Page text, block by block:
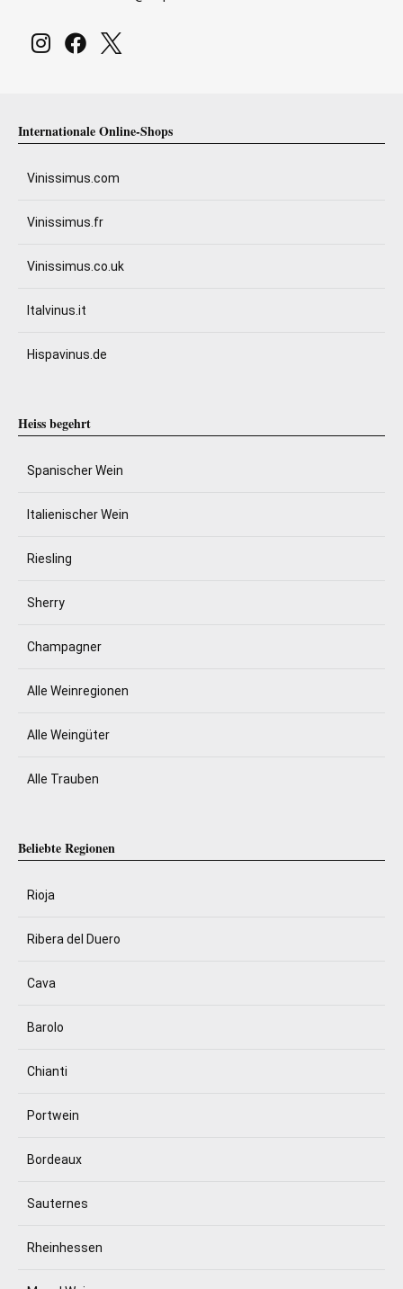
Internationale Online-Shops
Vinissimus.com
Vinissimus.fr
Vinissimus.co.uk
Italvinus.it
Hispavinus.de
Heiss begehrt
Spanischer Wein
Italienischer Wein
Riesling
Sherry
Champagner
Alle Weinregionen
Alle Weingüter
Alle Trauben
Beliebte Regionen
Rioja
Ribera del Duero
Cava
Barolo
Chianti
Portwein
Bordeaux
Sauternes
Rheinhessen